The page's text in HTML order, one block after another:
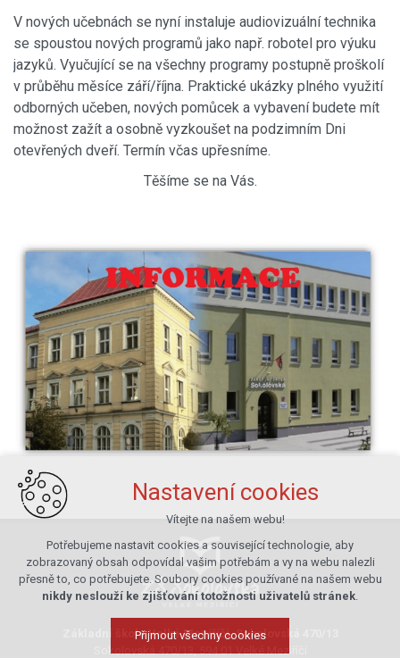
V nových učebnách se nyní instaluje audiovizuální technika
se spoustou nových programů jako např. robotel pro výuku
jazyků. Vyučující se na všechny programy postupně proškolí
v průběhu měsíce září/října. Praktické ukázky plného využití
odborných učeben, nových pomůcek a vybavení budete mít
možnost zažít a osobně vyzkoušet na podzimním Dni
otevřených dveří. Termín včas upřesníme.
Těšíme se na Vás.
Základní škola Velké Meziříčí, Sokolovská 470/13
Sokolovská 470/13, 594 01 Velké Meziříčí
Nastavení cookies
Vítejte na našem webu!
Potřebujeme nastavit cookies a související technologie, aby
zobrazovaný obsah odpovídal vašim potřebám a vy na webu nalezli
přesně to, co potřebujete. Soubory cookies používané na našem webu
nikdy neslouží ke zjišťování totožnosti uživatelů stránek.
Přijmout všechny cookies